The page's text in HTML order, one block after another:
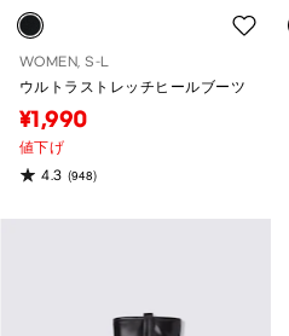
WOMEN, S-L
ウルトラストレッチヒールブーツ
¥1,990
値下げ
4.3 (948)